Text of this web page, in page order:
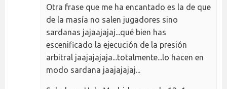
Otra frase que me ha encantado es la de que
de la masía no salen jugadores sino
sardanas jajaajajaj...qué bien has
escenificado la ejecución de la presión
arbitral jaajajajaja...totalmente...lo hacen en
modo sardana jaajajajaj...